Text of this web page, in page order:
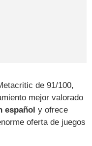
de 91/100,
mejor valorado
español y ofrece
oferta de juegos